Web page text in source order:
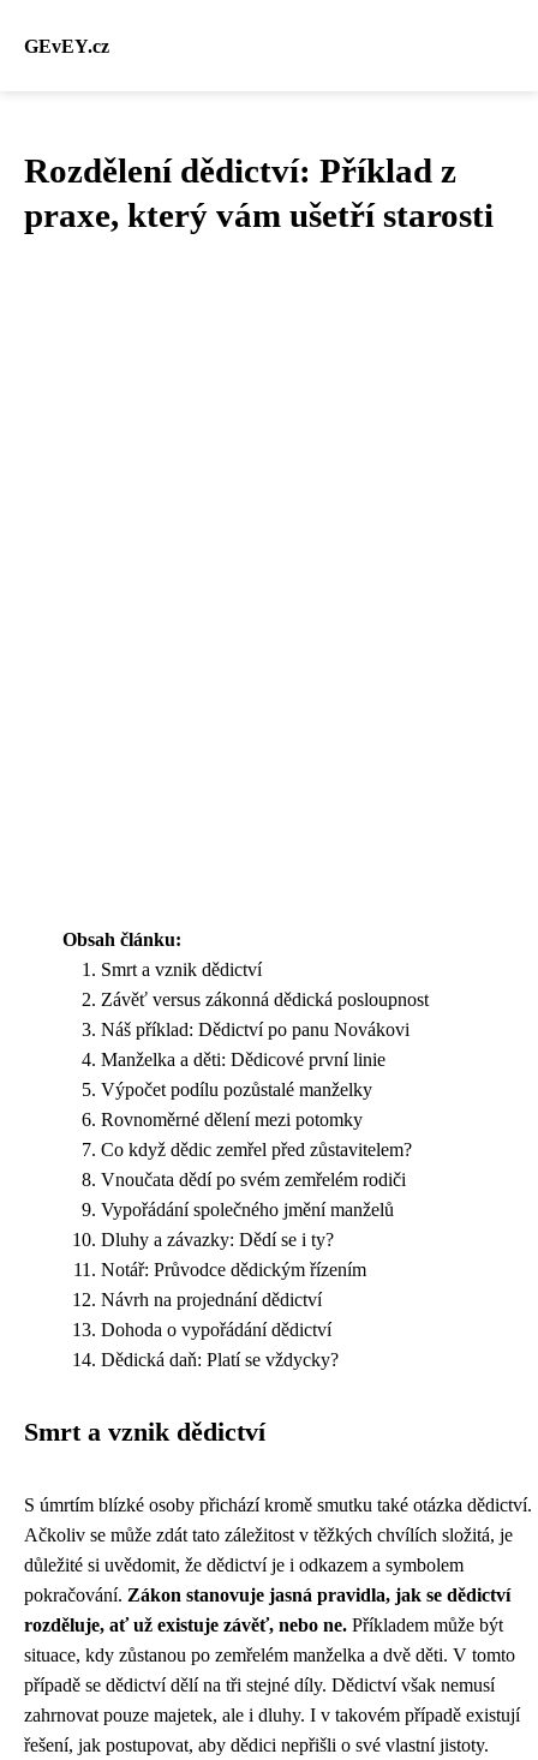
GEvEY.cz
Rozdělení dědictví: Příklad z
praxe, který vám ušetří starosti
Obsah článku:
Smrt a vznik dědictví
Závěť versus zákonná dědická posloupnost
Náš příklad: Dědictví po panu Novákovi
Manželka a děti: Dědicové první linie
Výpočet podílu pozůstalé manželky
Rovnoměrné dělení mezi potomky
Co když dědic zemřel před zůstavitelem?
Vnoučata dědí po svém zemřelém rodiči
Vypořádání společného jmění manželů
Dluhy a závazky: Dědí se i ty?
Notář: Průvodce dědickým řízením
Návrh na projednání dědictví
Dohoda o vypořádání dědictví
Dědická daň: Platí se vždycky?
Smrt a vznik dědictví
S úmrtím blízké osoby přichází kromě smutku také otázka dědictví.
Ačkoliv se může zdát tato záležitost v těžkých chvílích složitá, je
důležité si uvědomit, že dědictví je i odkazem a symbolem
pokračování. Zákon stanovuje jasná pravidla, jak se dědictví
rozděluje, ať už existuje závěť, nebo ne. Příkladem může být
situace, kdy zůstanou po zemřelém manželka a dvě děti. V tomto
případě se dědictví dělí na tři stejné díly. Dědictví však nemusí
zahrnovat pouze majetek, ale i dluhy. I v takovém případě existují
řešení, jak postupovat, aby dědici nepřišli o své vlastní jistoty.